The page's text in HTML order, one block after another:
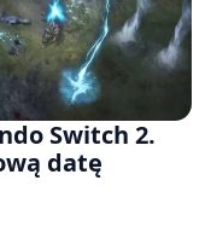
Switch 2.
datę